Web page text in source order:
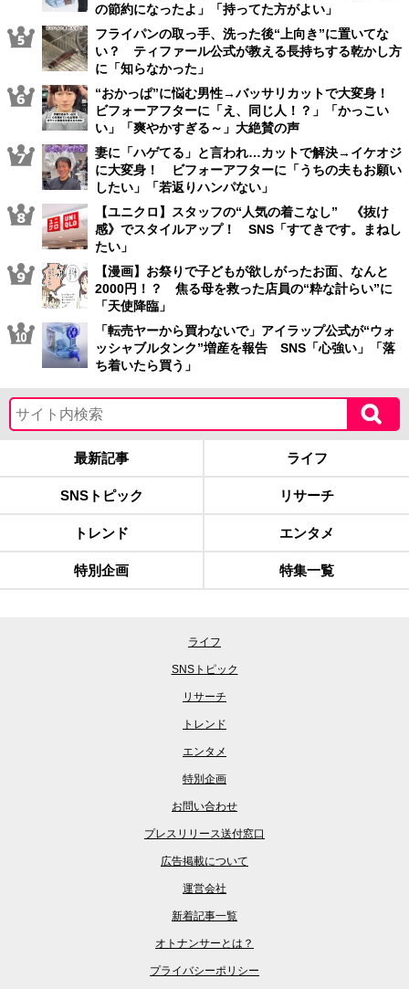
の節約になったよ」「持ってた方がよい」
フライパンの取っ手、洗った後“上向き”に置いてな
い？ ティファール公式が教える長持ちする乾かし方
に「知らなかった」
“おかっぱ”に悩む男性→バッサリカットで大変身！
ビフォーアフターに「え、同じ人！？」「かっこい
い」「爽やかすぎる～」大絶賛の声
妻に「ハゲてる」と言われ…カットで解決→イケオジ
に大変身！ ビフォーアフターに「うちの夫もお願い
したい」「若返りハンパない」
【ユニクロ】スタッフの“人気の着こなし” 《抜け
感》でスタイルアップ！ SNS「すてきです。まねし
たい」
【漫画】お祭りで子どもが欲しがったお面、なんと
2000円！？ 焦る母を救った店員の“粋な計らい”に
「天使降臨」
「転売ヤーから買わないで」アイラップ公式が“ウォ
ッシャブルタンク”増産を報告 SNS「心強い」「落
ち着いたら買う」
最新記事 ライフ
SNSトピック リサーチ
トレンド エンタメ
特別企画 特集一覧
ライフ
SNSトピック
リサーチ
トレンド
エンタメ
特別企画
お問い合わせ
プレスリリース送付窓口
広告掲載について
運営会社
新着記事一覧
オトナンサーとは？
プライバシーポリシー